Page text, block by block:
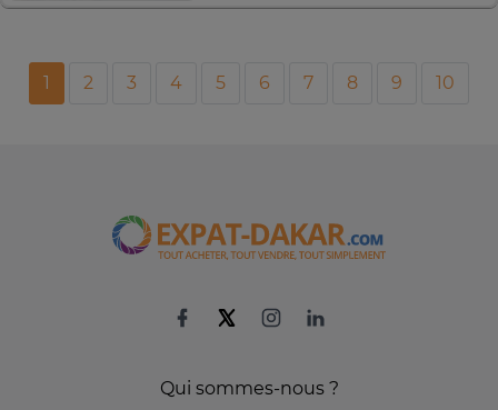
1 2 3 4 5 6 7 8 9 10
Qui sommes-nous ?